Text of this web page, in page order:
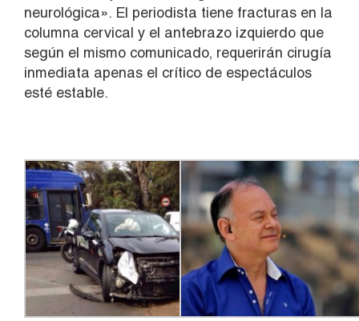
neurológica». El periodista tiene fracturas en la
columna cervical y el antebrazo izquierdo que
según el mismo comunicado, requerirán cirugía
inmediata apenas el crítico de espectáculos
esté estable.